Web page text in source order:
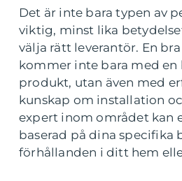
Det är inte bara typen av
viktig, minst lika
välja rätt leverantör. En
kommer inte bara med
produkt, utan även med
kunskap om installation
expert inom området kan
baserad på dina specifika
förhållanden i ditt hem